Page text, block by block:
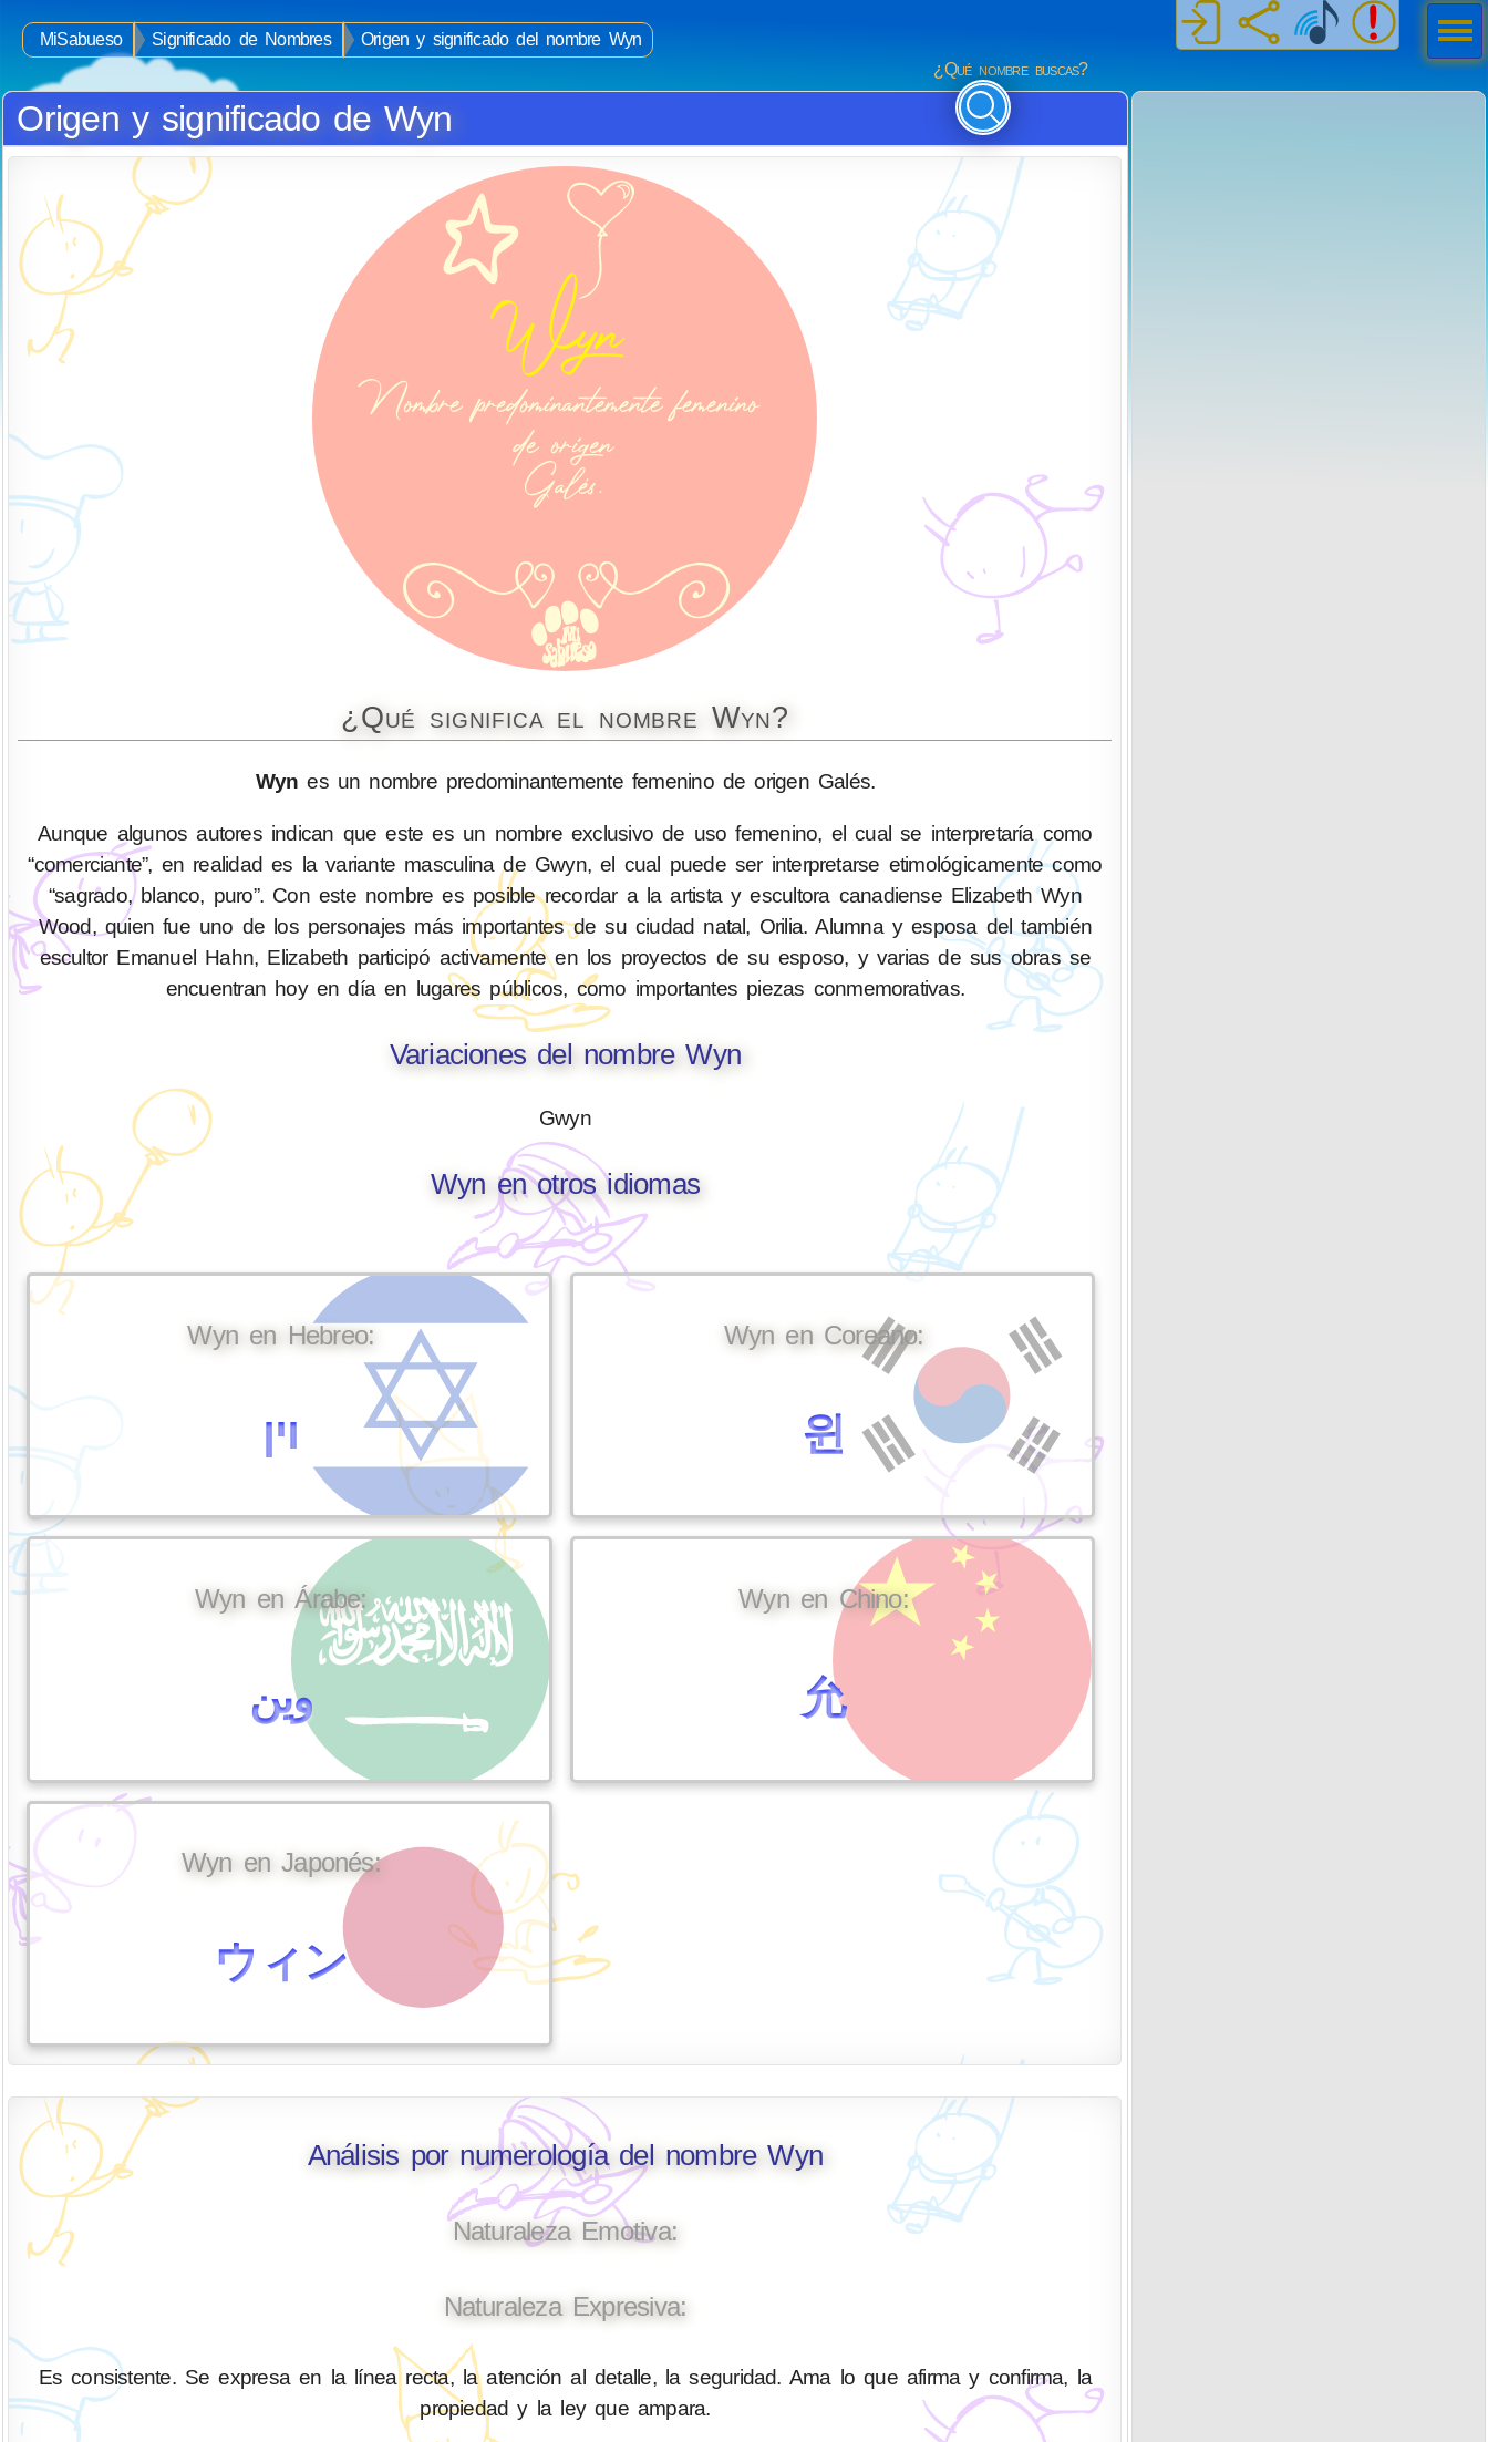
MiSabueso Significado de Nombres
Origen y significado del nombre Wyn
¿Qué nombre buscas?
Origen y significado de Wyn
¿Qué significa el nombre Wyn?
Wyn es un nombre predominantemente femenino de origen Galés.
Aunque algunos autores indican que este es un nombre exclusivo de uso femenino, el cual se interpretaría como
“comerciante”, en realidad es la variante masculina de Gwyn, el cual puede ser interpretarse etimológicamente como
“sagrado, blanco, puro”. Con este nombre es posible recordar a la artista y escultora canadiense Elizabeth Wyn
Wood, quien fue uno de los personajes más importantes de su ciudad natal, Orilia. Alumna y esposa del también
escultor Emanuel Hahn, Elizabeth participó activamente en los proyectos de su esposo, y varias de sus obras se
encuentran hoy en día en lugares públicos, como importantes piezas conmemorativas.
Variaciones del nombre Wyn
Gwyn
Wyn en otros idiomas
Wyn en Hebreo:
וין
Wyn en Coreano:
윈
Wyn en Árabe:
وين
Wyn en Chino:
允
Wyn en Japonés:
ウィン
Análisis por numerología del nombre Wyn
Naturaleza Emotiva:
Naturaleza Expresiva:
Es consistente. Se expresa en la línea recta, la atención al detalle, la seguridad. Ama lo que afirma y confirma, la
propiedad y la ley que ampara.
Men
ú